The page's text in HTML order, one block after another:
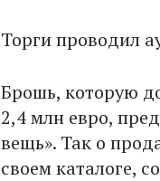
Торги проводил
Брошь, которую
2,4 млн евро,
вещь». Так о
своем каталоге,